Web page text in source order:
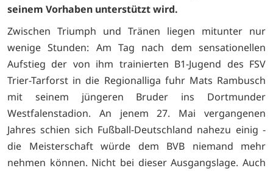
seinem Vorhaben unterstützt wird.
Zwischen Triumph und Tränen liegen mitunter nur
wenige Stunden: Am Tag nach dem sensationellen
Aufstieg der von ihm trainierten B1-Jugend des FSV
Trier-Tarforst in die Regionalliga fuhr Mats Rambusch
mit seinem jüngeren Bruder ins Dortmunder
Westfalenstadion. An jenem 27. Mai vergangenen
Jahres schien sich Fußball-Deutschland nahezu einig -
die Meisterschaft würde dem BVB niemand mehr
nehmen können. Nicht bei dieser Ausgangslage. Auch